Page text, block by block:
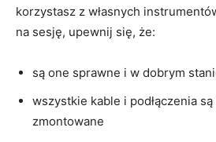
korzystasz z własnych
na sesję, upewnij się, że:
są one sprawne i w dobrym
wszystkie kable i podłączenia są
zmontowane